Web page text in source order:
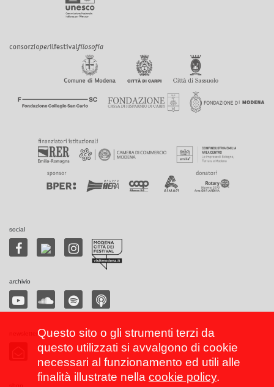
social
archivio
Questo sito o gli strumenti terzi da
questo utilizzati si avvalgono di cookie
necessari al funzionamento ed utili alle
finalità illustrate nella cookie policy.